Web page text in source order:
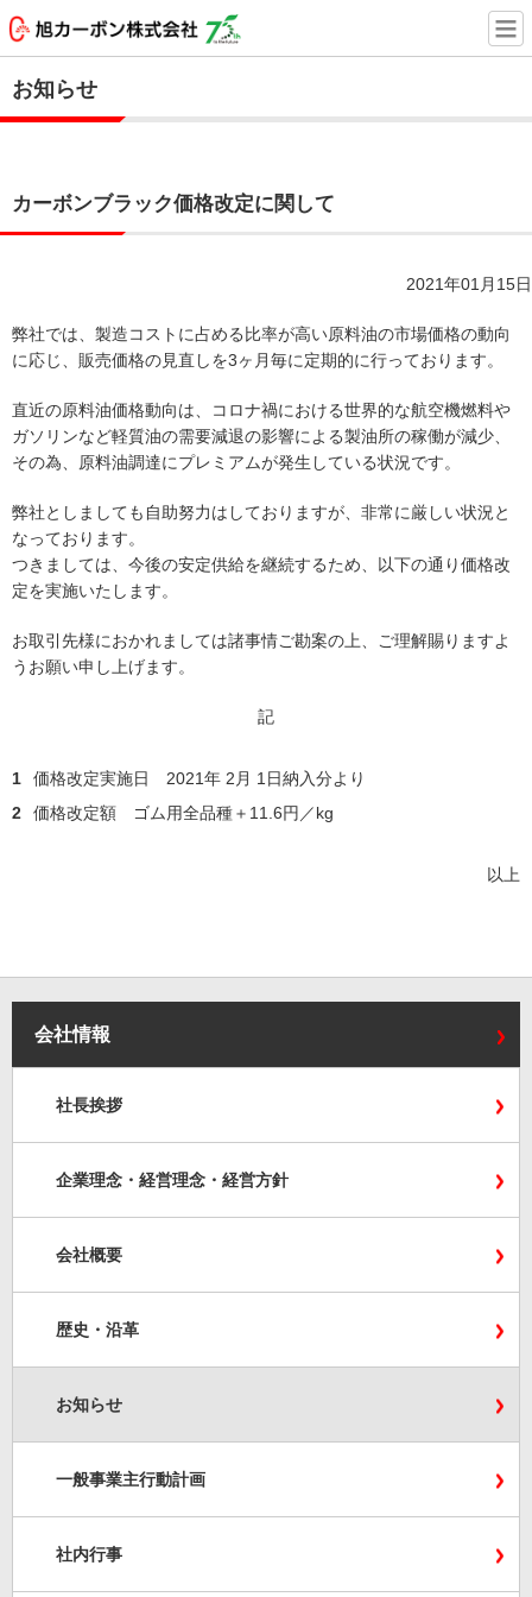
お知らせ
カーボンブラック価格改定に関して
2021年01月15日
弊社では、製造コストに占める比率が高い原料油の市場価格の動向
に応じ、販売価格の見直しを3ヶ月毎に定期的に行っております。
直近の原料油価格動向は、コロナ禍における世界的な航空機燃料や
ガソリンなど軽質油の需要減退の影響による製油所の稼働が減少、
その為、原料油調達にプレミアムが発生している状況です。
弊社としましても自助努力はしておりますが、非常に厳しい状況と
なっております。
つきましては、今後の安定供給を継続するため、以下の通り価格改
定を実施いたします。
お取引先様におかれましては諸事情ご勘案の上、ご理解賜りますよ
うお願い申し上げます。
記
1
価格改定実施日 2021年 2月 1日納入分より
2
価格改定額 ゴム用全品種＋11.6円／kg
以上
会社情報
社長挨拶
企業理念・経営理念・経営方針
会社概要
歴史・沿革
お知らせ
一般事業主行動計画
社内行事